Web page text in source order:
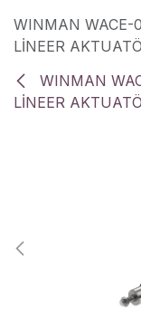
WINMAN WACE-
LİNEER
WINMAN
LİNEER